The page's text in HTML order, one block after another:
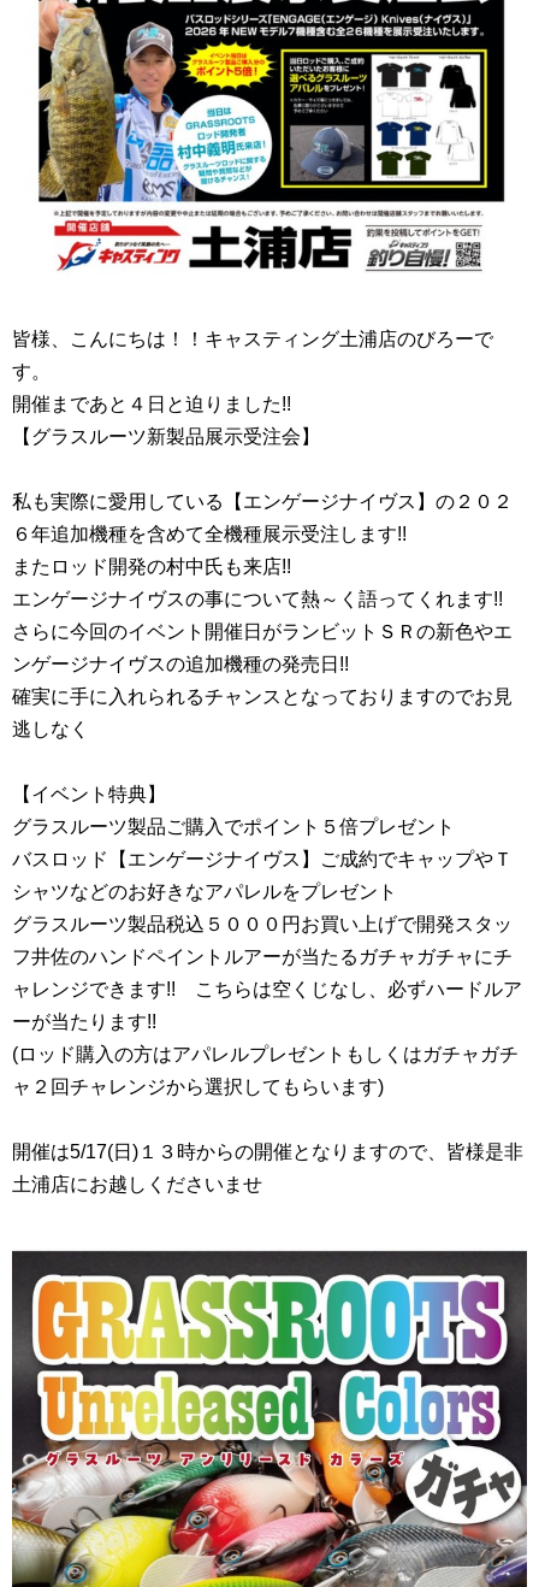
皆様、こんにちは！！キャスティング土浦店のびろーで
す。
開催まであと４日と迫りました!!
【グラスルーツ新製品展示受注会】
私も実際に愛用している【エンゲージナイヴス】の２０２
６年追加機種を含めて全機種展示受注します!!
またロッド開発の村中氏も来店!!
エンゲージナイヴスの事について熱～く語ってくれます!!
さらに今回のイベント開催日がランビットＳＲの新色やエ
ンゲージナイヴスの追加機種の発売日!!
確実に手に入れられるチャンスとなっておりますのでお見
逃しなく
【イベント特典】
グラスルーツ製品ご購入でポイント５倍プレゼント
バスロッド【エンゲージナイヴス】ご成約でキャップやＴ
シャツなどのお好きなアパレルをプレゼント
グラスルーツ製品税込５０００円お買い上げで開発スタッ
フ井佐のハンドペイントルアーが当たるガチャガチャにチ
ャレンジできます!! こちらは空くじなし、必ずハードルア
ーが当たります!!
(ロッド購入の方はアパレルプレゼントもしくはガチャガチ
ャ２回チャレンジから選択してもらいます)
開催は5/17(日)１３時からの開催となりますので、皆様是非
土浦店にお越しくださいませ